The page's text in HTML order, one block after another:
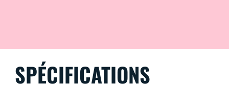
SPÉCIFICATIONS